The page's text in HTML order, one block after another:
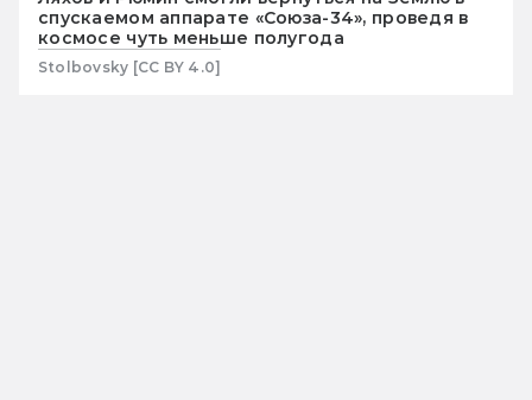
спускаемом аппарате «Союза-34», проведя в
космосе чуть меньше полугода
Stolbovsky [CC BY 4.0]